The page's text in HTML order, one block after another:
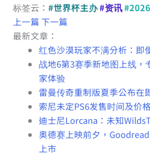
标签云：#世界杯主办#资讯
上一篇 下一篇
最新文章：
红色沙漠玩家不满分析：即
战地6第3赛季新地图上线，
家体验
雷曼传奇重制版夏季公布在
索尼未定PS6发售时间及价
迪士尼Lorcana：未知
奥德赛上映前夕，
上市